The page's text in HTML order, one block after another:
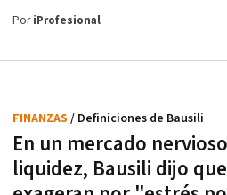
PoriProfesional
En un mercado
liquidez, Bausili dijo
FINANZAS / Definiciones de Bausili